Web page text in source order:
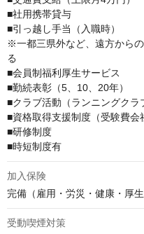
■社用携帯貸与
■引っ越し手当（入職時）
※一都三県外など、遠方から
る
■会員制福利厚⽣サービス
■勤続表彰（5、10、20年）
■クラブ活動（ランニングクラ
■資格取得⽀援制度（受験費会
■研修制度
■時短制度有
加入保険
完備（雇用・労災・健康・厚生
受動喫煙対策